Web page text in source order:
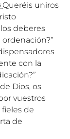
uniros
deberes
con la
Dios, os
vuestros
de
de